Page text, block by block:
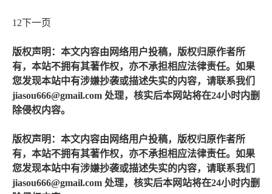
12下一页
版权声明：本文内容由网络用户投稿，版权归原作者所
有，本站不拥有其著作权，亦不承担相应法律责任。如果
您发现本站中有涉嫌抄袭或描述失实的内容，请联系我们
jiasou666@gmail.com 处理，核实后本网站将在24小时内删
除侵权内容。
版权声明：本文内容由网络用户投稿，版权归原作者所
有，本站不拥有其著作权，亦不承担相应法律责任。如果
您发现本站中有涉嫌抄袭或描述失实的内容，请联系我们
jiasou666@gmail.com 处理，核实后本网站将在24小时内删